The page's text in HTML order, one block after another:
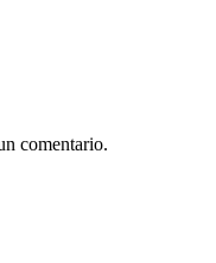
comentario.